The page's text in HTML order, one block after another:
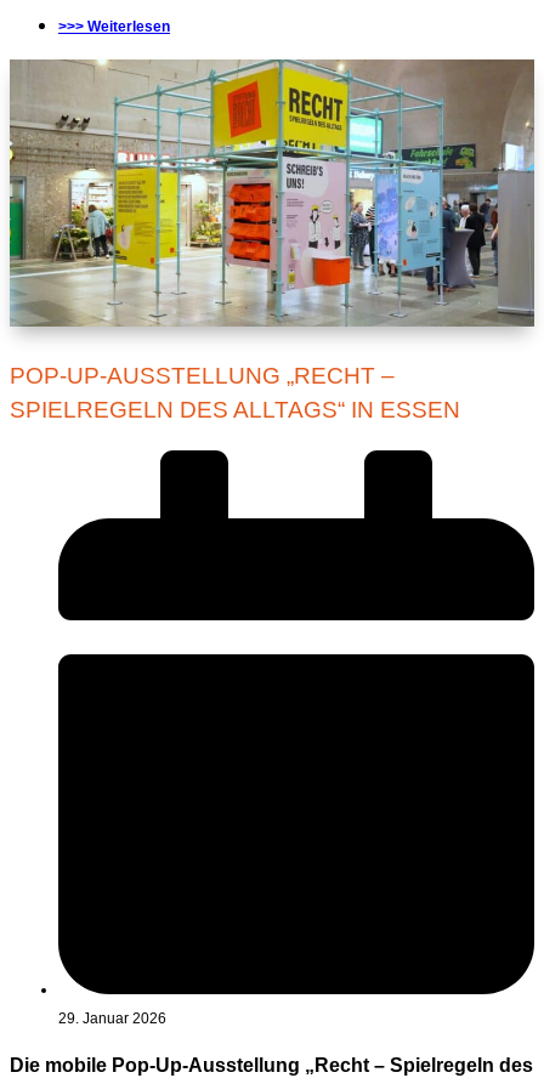
>>> Weiterlesen
POP-UP-AUSSTELLUNG „RECHT –
SPIELREGELN DES ALLTAGS“ IN ESSEN
29. Januar 2026
Die mobile Pop-Up-Ausstellung „Recht – Spielregeln des